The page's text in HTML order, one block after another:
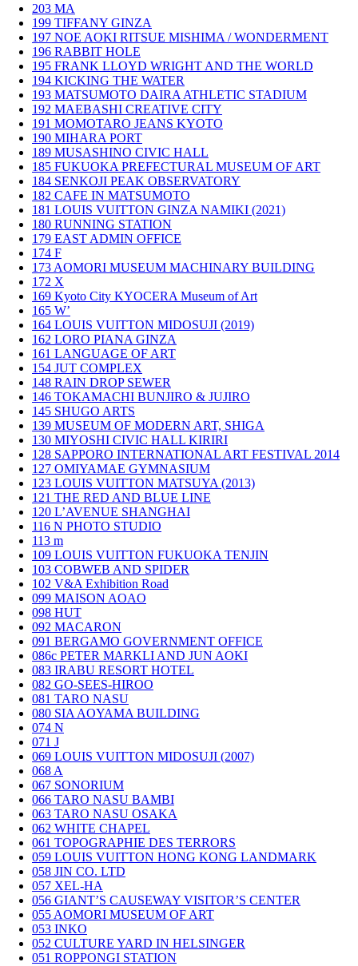
203 MA
199 TIFFANY GINZA
197 NOE AOKI RITSUE MISHIMA / WONDERMENT
196 RABBIT HOLE
195 FRANK LLOYD WRIGHT AND THE WORLD
194 KICKING THE WATER
193 MATSUMOTO DAIRA ATHLETIC STADIUM
192 MAEBASHI CREATIVE CITY
191 MOMOTARO JEANS KYOTO
190 MIHARA PORT
189 MUSASHINO CIVIC HALL
185 FUKUOKA PREFECTURAL MUSEUM OF ART
184 SENKOJI PEAK OBSERVATORY
182 CAFE IN MATSUMOTO
181 LOUIS VUITTON GINZA NAMIKI (2021)
180 RUNNING STATION
179 EAST ADMIN OFFICE
174 F
173 AOMORI MUSEUM MACHINARY BUILDING
172 X
169 Kyoto City KYOCERA Museum of Art
165 W’
164 LOUIS VUITTON MIDOSUJI (2019)
162 LORO PIANA GINZA
161 LANGUAGE OF ART
154 JUT COMPLEX
148 RAIN DROP SEWER
146 TOKAMACHI BUNJIRO & JUJIRO
145 SHUGO ARTS
139 MUSEUM OF MODERN ART, SHIGA
130 MIYOSHI CIVIC HALL KIRIRI
128 SAPPORO INTERNATIONAL ART FESTIVAL 2014
127 OMIYAMAE GYMNASIUM
123 LOUIS VUITTON MATSUYA (2013)
121 THE RED AND BLUE LINE
120 L’AVENUE SHANGHAI
116 N PHOTO STUDIO
113 m
109 LOUIS VUITTON FUKUOKA TENJIN
103 COBWEB AND SPIDER
102 V&A Exhibition Road
099 MAISON AOAO
098 HUT
092 MACARON
091 BERGAMO GOVERNMENT OFFICE
086c PETER MARKLI AND JUN AOKI
083 IRABU RESORT HOTEL
082 GO-SEES-HIROO
081 TARO NASU
080 SIA AOYAMA BUILDING
074 N
071 J
069 LOUIS VUITTON MIDOSUJI (2007)
068 A
067 SONORIUM
066 TARO NASU BAMBI
063 TARO NASU OSAKA
062 WHITE CHAPEL
061 TOPOGRAPHIE DES TERRORS
059 LOUIS VUITTON HONG KONG LANDMARK
058 JIN CO. LTD
057 XEL-HA
056 GIANT’S CAUSEWAY VISITOR’S CENTER
055 AOMORI MUSEUM OF ART
053 INKO
052 CULTURE YARD IN HELSINGER
051 ROPPONGI STATION